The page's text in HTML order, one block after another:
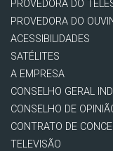
PROVEDORA DO
PROVEDORA DO
ACESSIBILIDADES
SATÉLITES
A EMPRESA
CONSELHO GERAL
CONSELHO DE
CONTRATO DE
TELEVISÃO